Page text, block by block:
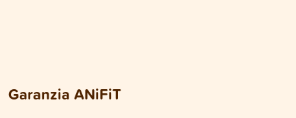
Garanzia ANiFiT